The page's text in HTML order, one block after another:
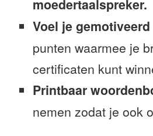
moedertaalspreker.
Voel je
punten waarmee je
certificaten kunt
Printbaar
nemen zodat je ook